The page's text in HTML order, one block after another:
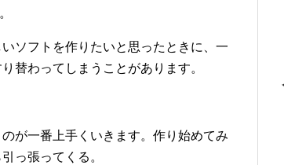
ソフトを作りたいと思ったときに、一
替わってしまうことがあります。
が一番上手くいきます。作り始めてみ
っ張ってくる。